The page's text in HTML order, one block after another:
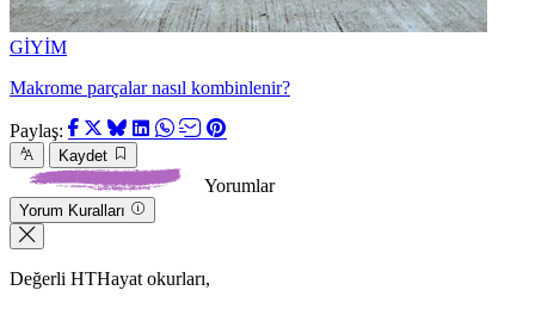
GİYİM
Makrome parçalar nasıl kombinlenir?
Paylaş:
Kaydet
Yorumlar
Yorum Kuralları
Değerli HTHayat okurları,